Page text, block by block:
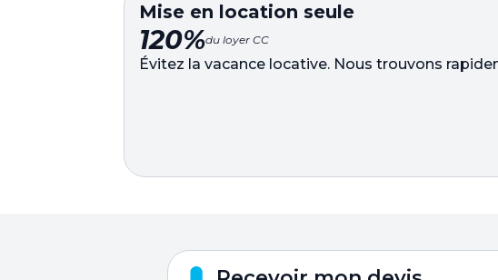
Mise en location seule
120%du loyer CC
Évitez la vacance locative. Nous trouvons